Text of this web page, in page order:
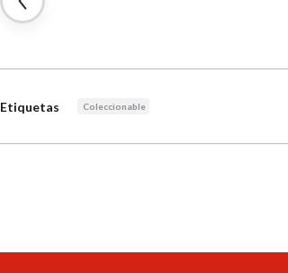
Etiquetas Coleccionable